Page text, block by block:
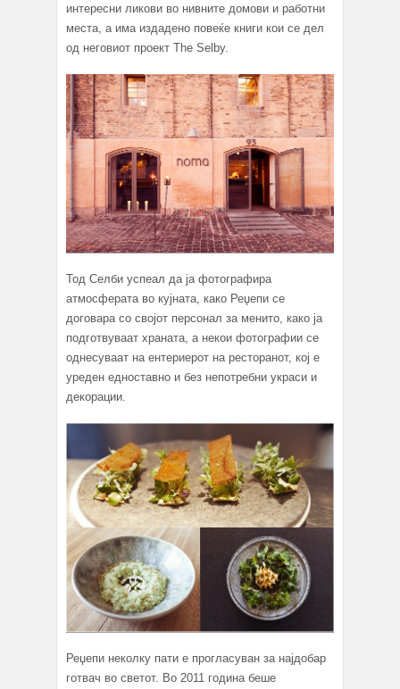
интересни ликови во нивните домови и работни
места, а има издадено повеќе книги кои се дел
од неговиот проект The Selby.
Тод Селби успеал да ја фотографира
атмосферата во кујната, како Реџепи се
договара со својот персонал за менито, како ја
подготвуваат храната, а некои фотографии се
однесуваат на ентериерот на ресторанот, кој е
уреден едноставно и без непотребни украси и
декорации.
Реџепи неколку пати е прогласуван за најдобар
готвач во светот. Во 2011 година беше